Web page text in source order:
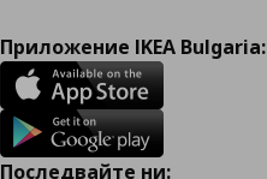
Приложение IKEA Bulgaria:
Последвайте ни: